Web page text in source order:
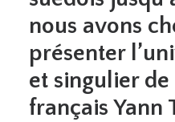
nous avons
présenter
et singulier de
français Yann